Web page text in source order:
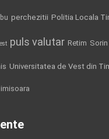
perchezitii Politia Locala
puls valutar Retim Sorin
Universitatea de Vest din